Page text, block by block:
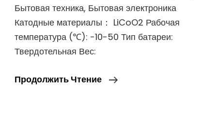
Бытовая техника, Бытовая электроника
Катодные материалы： LiCoO2 Рабочая
температура (℃): -10-50 Тип батареи:
Твердотельная Вес:
Продолжить Чтение
16340